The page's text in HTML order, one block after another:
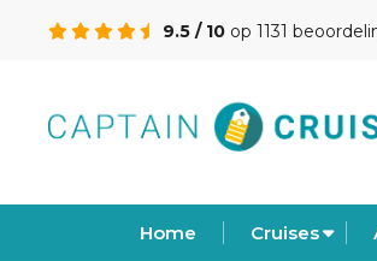
9.5 / 10 op 1131
Home Cruises